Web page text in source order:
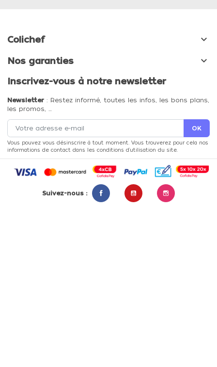
Colichef 
Nos garanties 
Inscrivez-vous à notre newsletter
Newsletter : Restez informé, toutes les infos, les bons plans,
les promos, …
Vous pouvez vous désinscrire à tout moment. Vous trouverez pour cela nos
informations de contact dans les conditions d'utilisation du site.
Suivez-nous :
FacebookYouTubeInstagram